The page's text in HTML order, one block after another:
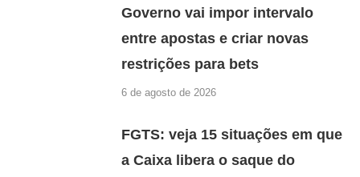
Governo vai impor intervalo
entre apostas e criar novas
restrições para bets
6 de agosto de 2026
FGTS: veja 15 situações em que
a Caixa libera o saque do